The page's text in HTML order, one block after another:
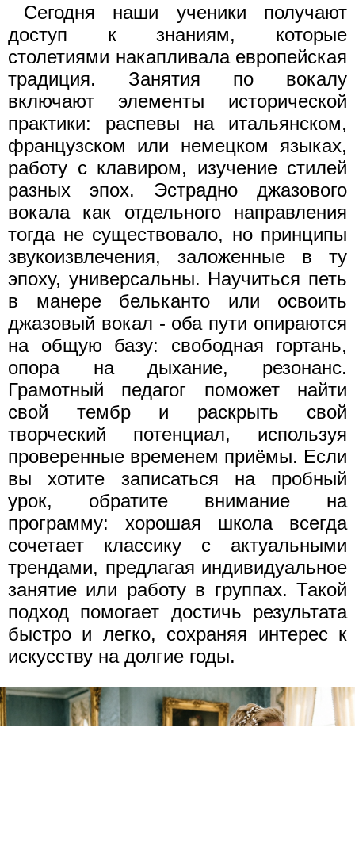
Сегодня наши ученики получают
доступ к знаниям, которые
столетиями накапливала европейская
традиция. Занятия по вокалу
включают элементы исторической
практики: распевы на итальянском,
французском или немецком языках,
работу с клавиром, изучение стилей
разных эпох. Эстрадно джазового
вокала как отдельного направления
тогда не существовало, но принципы
звукоизвлечения, заложенные в ту
эпоху, универсальны. Научиться петь
в манере бельканто или освоить
джазовый вокал - оба пути опираются
на общую базу: свободная гортань,
опора на дыхание, резонанс.
Грамотный педагог поможет найти
свой тембр и раскрыть свой
творческий потенциал, используя
проверенные временем приёмы. Если
вы хотите записаться на пробный
урок, обратите внимание на
программу: хорошая школа всегда
сочетает классику с актуальными
трендами, предлагая индивидуальное
занятие или работу в группах. Такой
подход помогает достичь результата
быстро и легко, сохраняя интерес к
искусству на долгие годы.